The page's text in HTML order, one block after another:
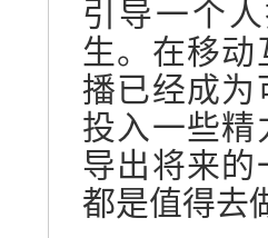
引导一个
生。在移动
播已经成为
投入一些精
导出将来的
都是值得去